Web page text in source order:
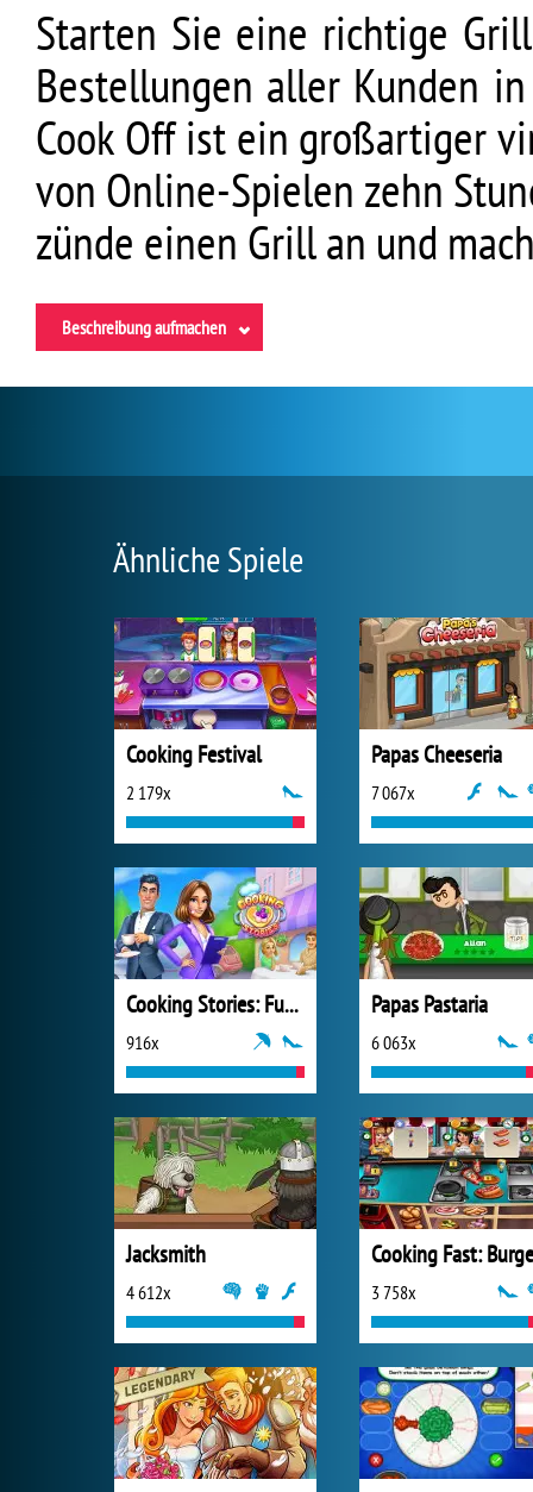
Starten Sie eine richtige
Bestellungen aller Kunden
Cook Off ist ein großartiger
von Online-Spielen zehn
zünde einen Grill an und
Beschreibung aufmachen
Ähnliche Spiele
Cooking Festival
2 179x
Papas Cheeseria
7 067x
Cooking Stories: Fun Cafe Game
916x
Papas Pastaria
6 063x
Jacksmith
4 612x 3 758x